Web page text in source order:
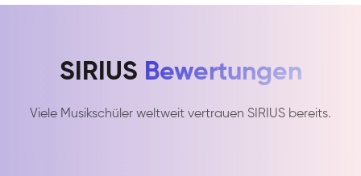
SIRIUS Bewertungen
Viele Musikschüler weltweit vertrauen SIRIUS bereits.